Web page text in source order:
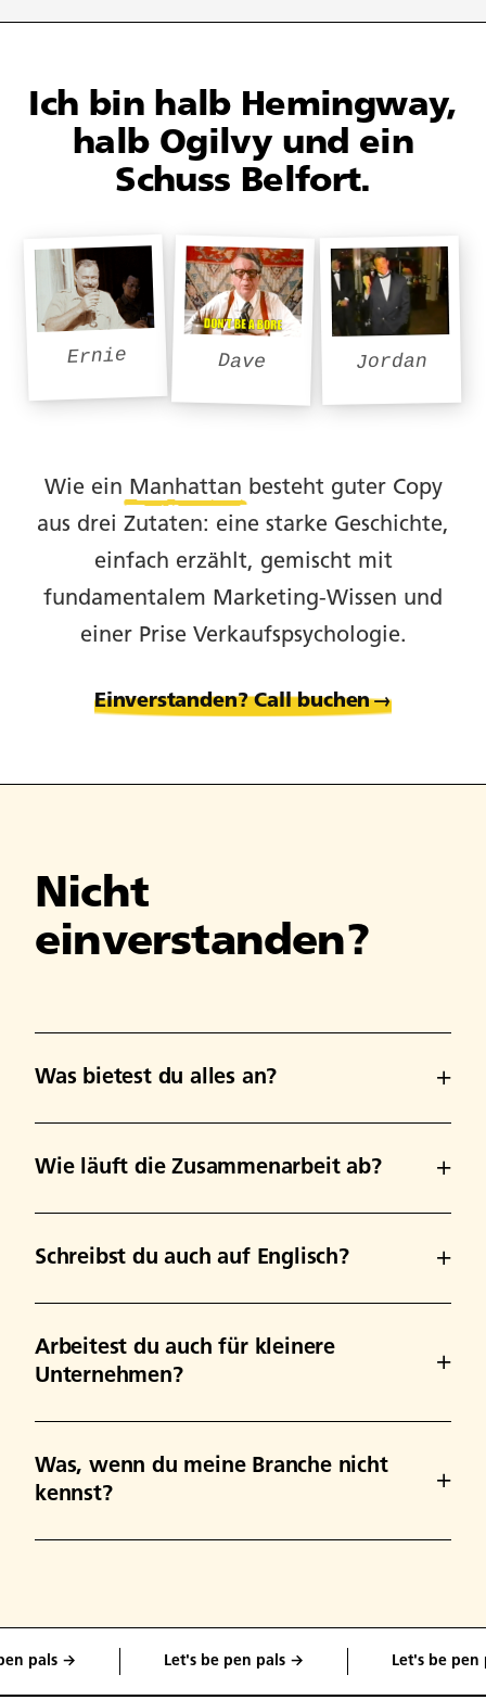
Newsletter.
Prompts.
Ich bin halb Hemingway,
halb Ogilvy und ein
Schuss Belfort.
Ernie Dave Jordan
Wie ein Manhattan besteht guter Copy
aus drei Zutaten: eine starke Geschichte,
einfach erzählt, gemischt mit
fundamentalem Marketing-Wissen und
einer Prise Verkaufspsychologie.
Einverstanden? Call buchen→
Nicht
einverstanden?
Was bietest du alles an?
Wie läuft die Zusammenarbeit ab?
Schreibst du auch auf Englisch?
Arbeitest du auch für kleinere
Unternehmen?
Was, wenn du meine Branche nicht
kennst?
pals → Let's be pen pals → Let's be pen